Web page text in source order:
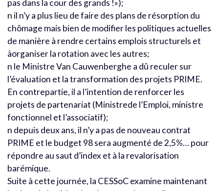
pas dans la cour des grands !»);
n il n’y a plus lieu de faire des plans de résorption du
chômage mais bien de modifier les politiques actuelles
de manière à rendre certains emplois structurels et
àorganiser la rotation avec les autres;
n le Ministre Van Cauwenberghe a dû reculer sur
l’évaluation et la transformation des projets PRIME.
En contrepartie, il a l’intention de renforcer les
projets de partenariat (Ministrede l’Emploi, ministre
fonctionnel et l’associatif);
n depuis deux ans, il n’y a pas de nouveau contrat
PRIME et le budget 98 sera augmenté de 2,5%… pour
répondre au saut d’index et à la revalorisation
barémique.
Suite à cette journée, la CESSoC examine maintenant